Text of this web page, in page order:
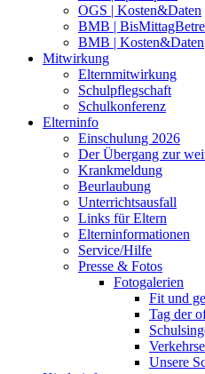
OGS | Kosten&Daten
BMB |
BMB | Kosten&Daten
Mitwirkung
Elternmitwirkung
Schulpflegschaft
Schulkonferenz
Elterninfo
Einschulung 2026
Der Übergang zur
Krankmeldung
Beurlaubung
Unterrichtsausfall
Links für Eltern
Elterninformationen
Service/Hilfe
Presse & Fotos
Fotogalerien
Fit und
Tag der
Unsere